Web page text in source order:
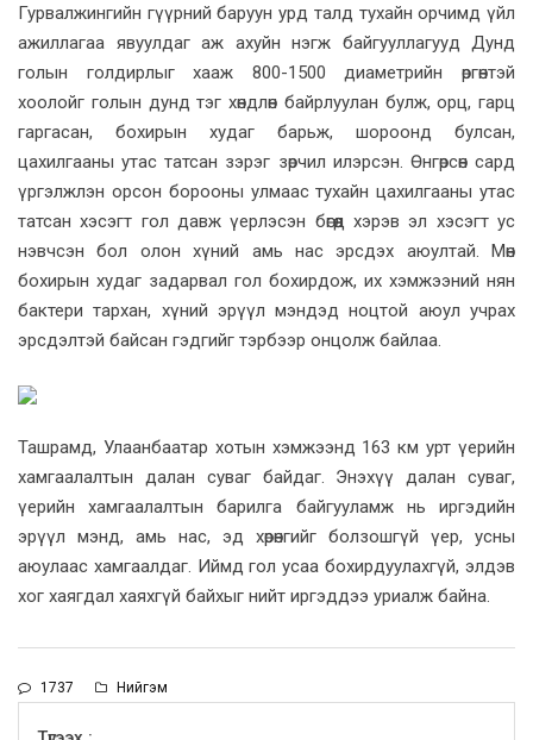
Гурвалжингийн гүүрний баруун урд талд тухайн орчимд үйл
ажиллагаа явуулдаг аж ахуйн нэгж байгууллагууд Дунд
голын голдирлыг хааж 800-1500 диаметрийн өргөнтэй
хоолойг голын дунд тэг хөндлөн байрлуулан булж, орц, гарц
гаргасан, бохирын худаг барьж, шороонд булсан,
цахилгааны утас татсан зэрэг зөрчил илэрсэн. Өнгөрсөн сард
үргэлжлэн орсон борооны улмаас тухайн цахилгааны утас
татсан хэсэгт гол давж үерлэсэн бөгөөд хэрэв эл хэсэгт ус
нэвчсэн бол олон хүний амь нас эрсдэх аюултай. Мөн
бохирын худаг задарвал гол бохирдож, их хэмжээний нян
бактери тархан, хүний эрүүл мэндэд ноцтой аюул учрах
эрсдэлтэй байсан гэдгийг тэрбээр онцолж байлаа.
Ташрамд, Улаанбаатар хотын хэмжээнд 163 км урт үерийн
хамгаалалтын далан суваг байдаг. Энэхүү далан суваг,
үерийн хамгаалалтын барилга байгууламж нь иргэдийн
эрүүл мэнд, амь нас, эд хөрөнгийг болзошгүй үер, усны
аюулаас хамгаалдаг. Иймд гол усаа бохирдуулахгүй, элдэв
хог хаягдал хаяхгүй байхыг нийт иргэддээ уриалж байна.
1737 Нийгэм